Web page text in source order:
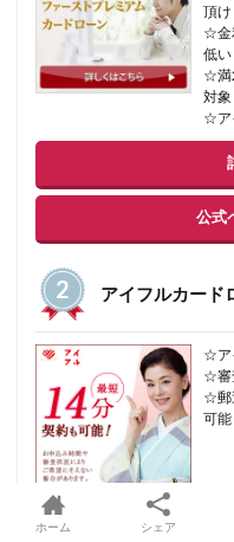
頂
☆金
低い
☆満
対象
☆ア
公式
アイフルカード
☆ア
☆審
☆郵
可能
ホーム シェア